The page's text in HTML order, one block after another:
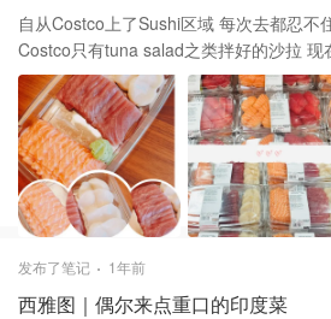
自从Costco上了Sushi区域 每次去都忍不
Costco只有tuna salad之类拌好的沙拉
实在是太喜欢了 寿司各种组合都有 最爱的就是三文鱼金枪鱼和大扇
贝这组鱼生 三文鱼新鲜肥嫩很喜欢 大扇
属于走过路过一定要试试的组合👍
发布了笔记 1年前
西雅图｜偶尔来点重口的印度菜